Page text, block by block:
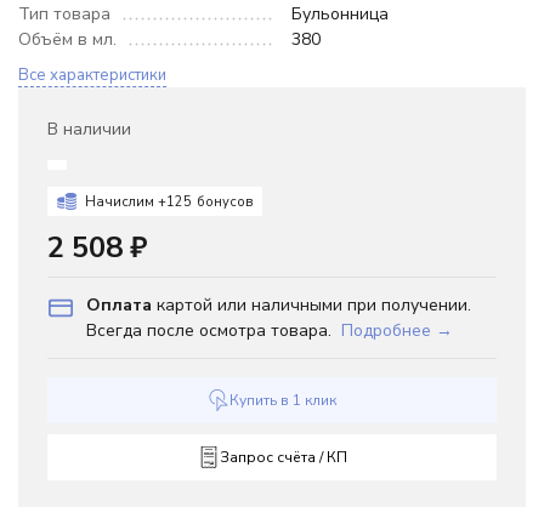
Тип товара
Бульонница
Объём в мл.
380
Все характеристики
В наличии
Начислим +125 бонусов
2 508₽
Оплата картой или наличными при получении.
Всегда после осмотра товара. Подробнее →
Купить в 1 клик
Запрос счёта / КП